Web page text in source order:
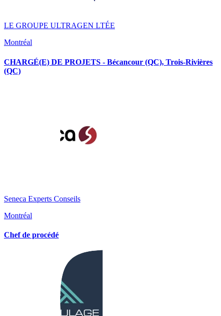
LE GROUPE ULTRAGEN LTÉE
Montréal
CHARGÉ(E) DE PROJETS - Bécancour (QC), Trois-Rivières
(QC)
Seneca Experts Conseils
Montréal
Chef de procédé